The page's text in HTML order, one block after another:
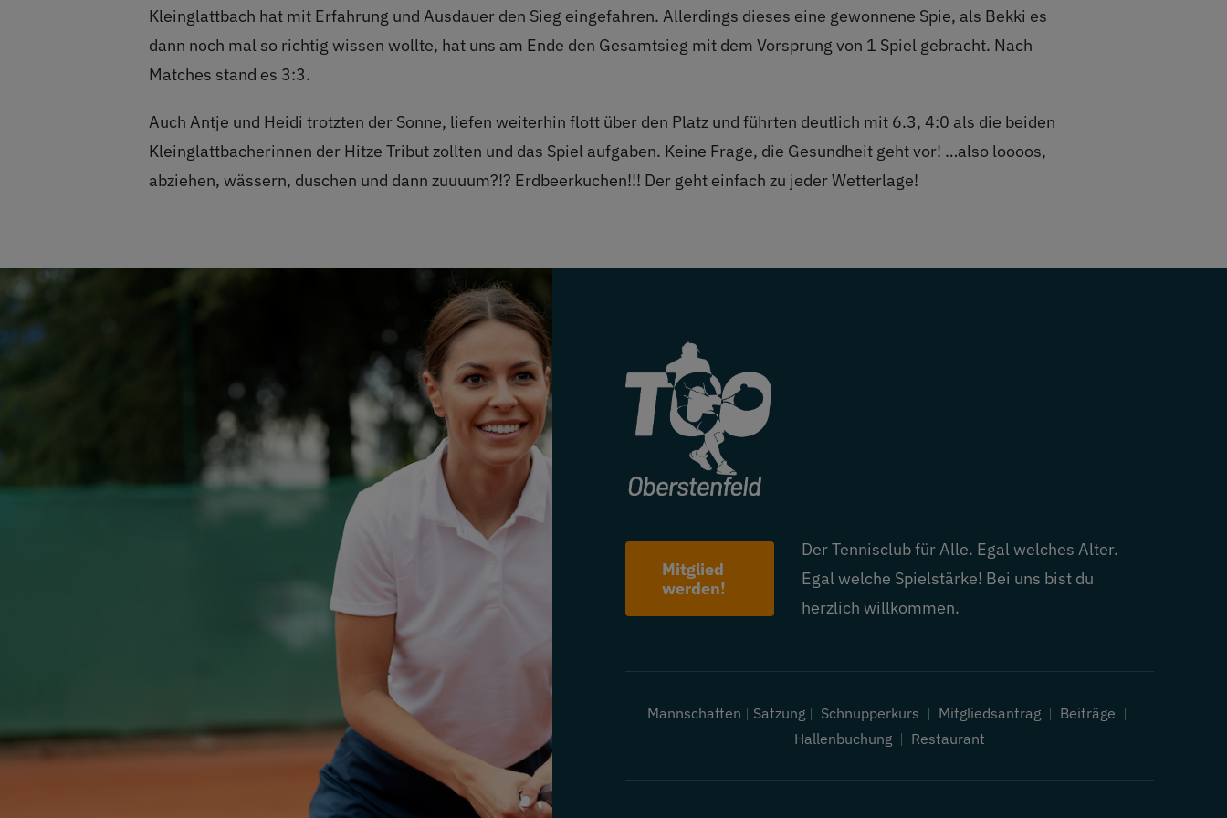
Kleinglattbach hat mit Erfahrung und Ausdauer den Sieg eingefahren. Allerdings dieses eine gewonnene Spie, als Bekki es
dann noch mal so richtig wissen wollte, hat uns am Ende den Gesamtsieg mit dem Vorsprung von 1 Spiel gebracht. Nach
Matches stand es 3:3.
Auch Antje und Heidi trotzten der Sonne, liefen weiterhin flott über den Platz und führten deutlich mit 6.3, 4:0 als die beiden
Kleinglattbacherinnen der Hitze Tribut zollten und das Spiel aufgaben. Keine Frage, die Gesundheit geht vor! …also loooos,
abziehen, wässern, duschen und dann zuuuum?!? Erdbeerkuchen!!! Der geht einfach zu jeder Wetterlage!
Mitglied
werden!
Der Tennisclub für Alle. Egal welches Alter.
Egal welche Spielstärke! Bei uns bist du
herzlich willkommen.
Mannschaften | Satzung | Schnupperkurs | Mitgliedsantrag | Beiträge |
Hallenbuchung| Restaurant